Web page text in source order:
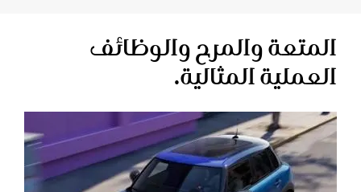
المتعة والمرح والوظائف
العملية المثالية.